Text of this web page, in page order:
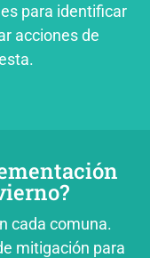
para identificar
acciones de
cada comuna.
mitigación para